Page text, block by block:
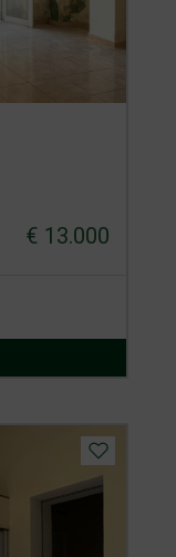
€ 13.000